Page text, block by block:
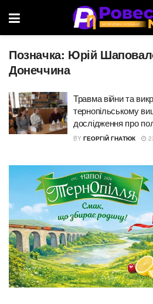
Позначка: Юрій
Донеччина
Травма війни та
тернопільському
дослідження про
BY ГЕОРГІЙ ГНАТЮК